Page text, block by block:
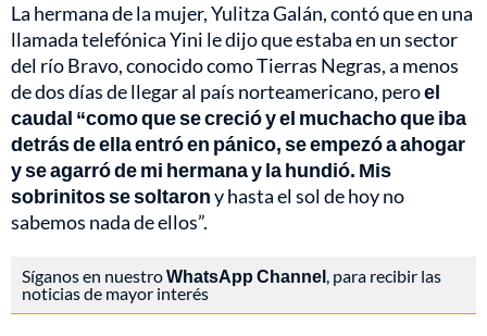
La hermana de la mujer, Yulitza Galán, contó que en una
llamada telefónica Yini le dijo que estaba en un sector
del río Bravo, conocido como Tierras Negras, a menos
de dos días de llegar al país norteamericano, peroel
caudal “como que se creció y el muchacho que iba
detrás de ella entró en pánico, se empezó a ahogar
y se agarró de mi hermana y la hundió. Mis
sobrinitos se soltarony hasta el sol de hoy no
sabemos nada de ellos”.
Síganos en nuestroWhatsApp Channel, para recibir las
noticias de mayor interés